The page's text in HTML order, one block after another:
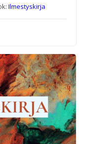
Ilmestyskirja